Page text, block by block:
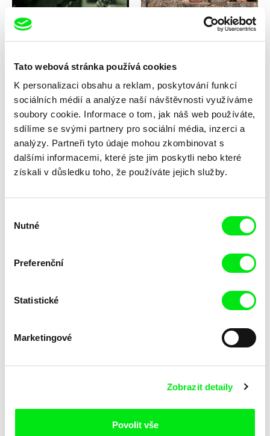
Tato webová stránka používá cookies
K personalizaci obsahu a reklam, poskytování funkcí
sociálních médií a analýze naší návštěvnosti využíváme
soubory cookie. Informace o tom, jak náš web používáte,
sdílíme se svými partnery pro sociální média, inzerci a
analýzy. Partneři tyto údaje mohou zkombinovat s
dalšími informacemi, které jste jim poskytli nebo které
získali v důsledku toho, že používáte jejich služby.
souhlasu
Nutné
Preferenční
Statistické
Marketingové
Zobrazit detaily
Povolit vše
Miroslav Janek
Little City in Space Living On
Sofia Mora
Livingston: The Man and the
Method
Vadim Kostrov
Logical Revolts
Aurélie Bonamy, Jean Fraysse
Aleksandr Balagura Víťo Staviarsky, Richard Staviarsky